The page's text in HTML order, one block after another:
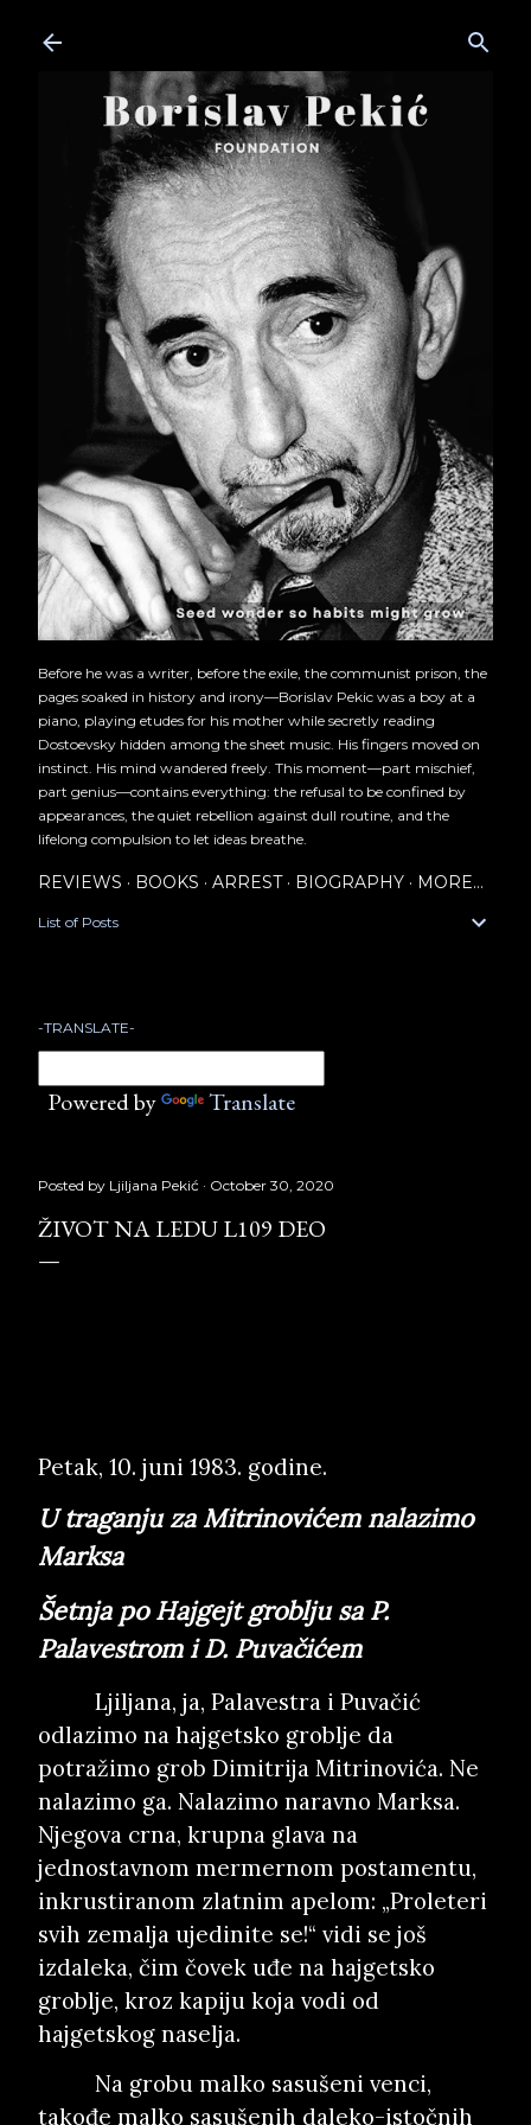
Before he was a writer, before the exile, the communist prison, the
pages soaked in history and irony—Borislav Pekic was a boy at a
piano, playing etudes for his mother while secretly reading
Dostoevsky hidden among the sheet music. His fingers moved on
instinct. His mind wandered freely. This moment—part mischief,
part genius—contains everything: the refusal to be confined by
appearances, the quiet rebellion against dull routine, and the
lifelong compulsion to let ideas breathe.
REVIEWS BOOKS ARREST BIOGRAPHY MORE…
List of Posts
-TRANSLATE-
Powered by Translate
Posted by Ljiljana Pekić October 30, 2020
ŽIVOT NA LEDU L109 DEO
Petak, 10. juni 1983. godine.
U traganju za Mitrinovićem nalazimo
Marksa
Šetnja po Hajgejt groblju sa P.
Palavestrom i D. Puvačićem
Ljiljana, ja, Palavestra i Puvačić
odlazimo na hajgetsko groblje da
potražimo grob Dimitrija Mitrinovića. Ne
nalazimo ga. Nalazimo naravno Marksa.
Njegova crna, krupna glava na
jednostavnom mermernom postamentu,
inkrustiranom zlatnim apelom: „Proleteri
svih zemalja ujedinite se!“ vidi se još
izdaleka, čim čovek uđe na hajgetsko
groblje, kroz kapiju koja vodi od
hajgetskog naselja.
Na grobu malko sasušeni venci,
takođe malko sasušenih daleko-istočnih